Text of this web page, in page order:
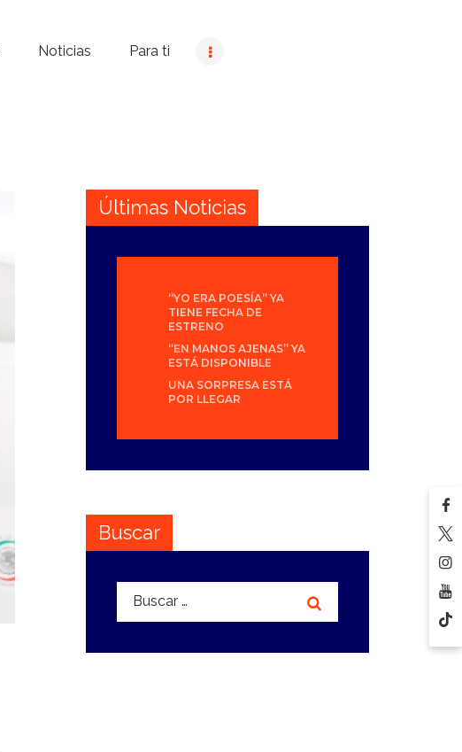
Noticias Para ti
Últimas Noticias
“YO ERA POESÍA” YA
TIENE FECHA DE
ESTRENO
“EN MANOS AJENAS” YA
ESTÁ DISPONIBLE
UNA SORPRESA ESTÁ
POR LLEGAR
Buscar
Buscar: